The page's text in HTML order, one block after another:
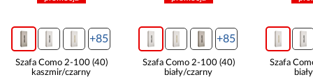
+85
Szafa Como 2-100 (40)
kaszmir/czarny
+85
Szafa Como 2-100 (40)
biały/czarny
Szafa